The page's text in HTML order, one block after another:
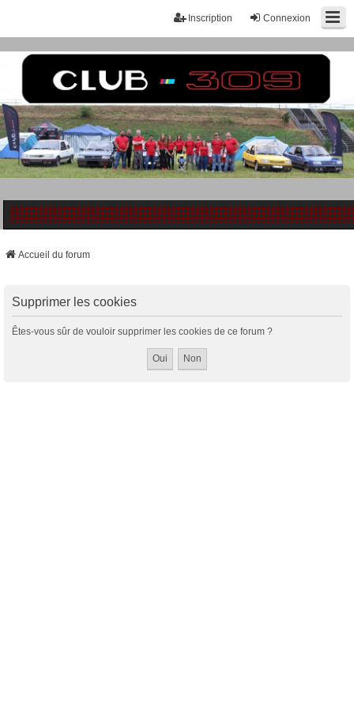
Connexion
Inscription
Accueil du forum
Supprimer les cookies
Êtes-vous sûr de vouloir supprimer les cookies de ce forum ?